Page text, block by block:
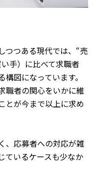
つつある現代では、“売
手）に比べて求職者
構図になっています。
職者の関心をいかに維
とが今まで以上に求め
、応募者への対応が雑
ているケースも少なか